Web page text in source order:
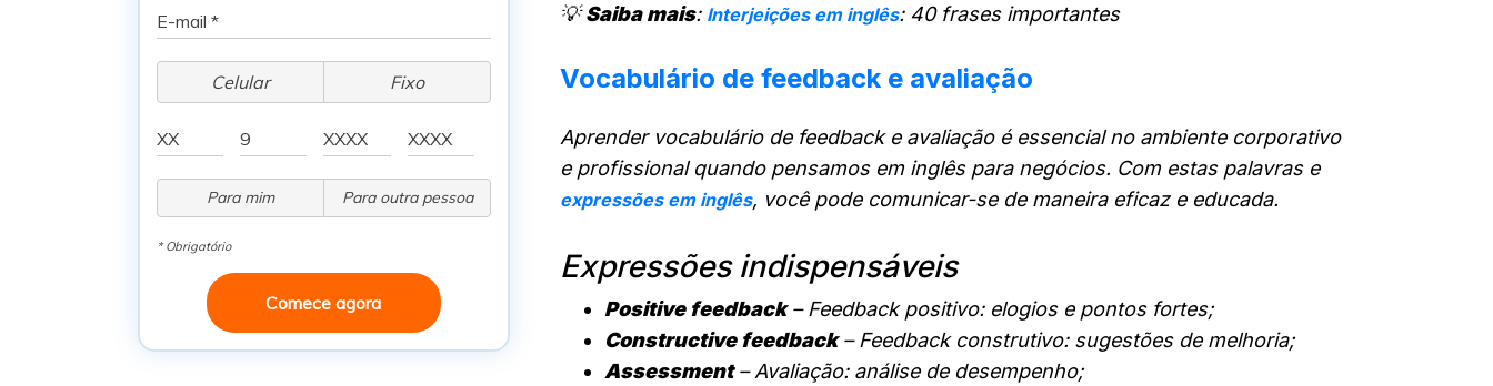
Celular Fixo
Para mim Para outra pessoa
* Obrigatório
Comece agora
💡Saiba mais: Interjeições em inglês: 40 frases importantes
Vocabulário de feedback e avaliação
Aprender vocabulário de feedback e avaliação é essencial no ambiente corporativo
e profissional quando pensamos em inglês para negócios. Com estas palavras e
expressões em inglês, você pode comunicar-se de maneira eficaz e educada.
Expressões indispensáveis
Positive feedback– Feedback positivo: elogios e pontos fortes;
Constructive feedback– Feedback construtivo: sugestões de melhoria;
Assessment– Avaliação: análise de desempenho;